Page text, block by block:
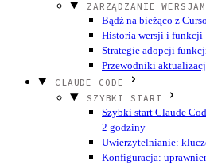
ZARZĄDZANIE
Bądź na bieżąco z
Historia wersji i funkcji
Strategie adopcji
Przewodniki
CLAUDE CODE
SZYBKI START
Szybki start Claude
2 godziny
Uwierzytelnianie:
Konfiguracja: